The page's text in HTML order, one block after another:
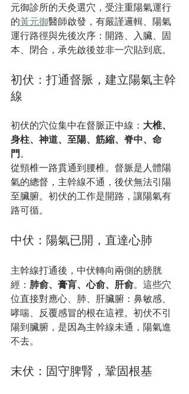
元御診所的天灸選穴，受注重陽氣運行
的黃元御醫師啟發，有嚴謹邏輯、陽氣
運行路徑與先後次序：開路、入臟、固
本、閉合，承先啟後並非一穴貼到底。
初伏：打通督脈，建立陽氣主幹
線
初伏的穴位集中在督脈正中線： 大椎、
身柱、神道、至陽、筋縮、脊中、命
門。
從頸椎一路貫通到腰椎。督脈是人體陽
氣的總督，主幹線不通，後伏無法引陽
至臟腑。初伏的工作是開路，讓陽氣有
路可循。
中伏：陽氣已開，直達心肺
主幹線打通後，中伏轉向兩側的膀胱
經： 肺俞、膏肓、心俞、肝俞。這些穴
位直接對應心、肺、肝臟腑：鼻敏感、
哮喘、反覆感冒的根在這裡。初伏不引
陽到臟腑，是因為主幹線未通，陽氣進
不去。
末伏：固守脾腎，鞏固根基